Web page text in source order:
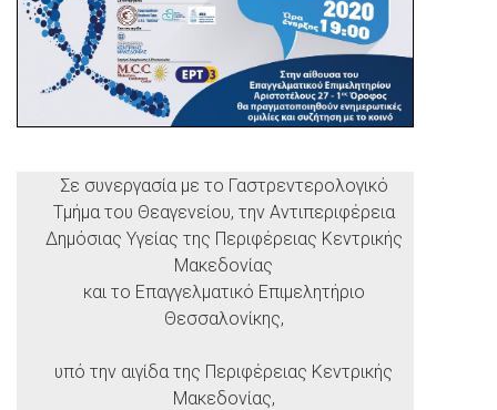
Σε συνεργασία με το Γαστρεντερολογικό
Τμήμα του Θεαγενείου, την Αντιπεριφέρεια
Δημόσιας Υγείας της Περιφέρειας Κεντρικής
Μακεδονίας
και το Επαγγελματικό Επιμελητήριο
Θεσσαλονίκης,
υπό την αιγίδα της Περιφέρειας Κεντρικής
Μακεδονίας,